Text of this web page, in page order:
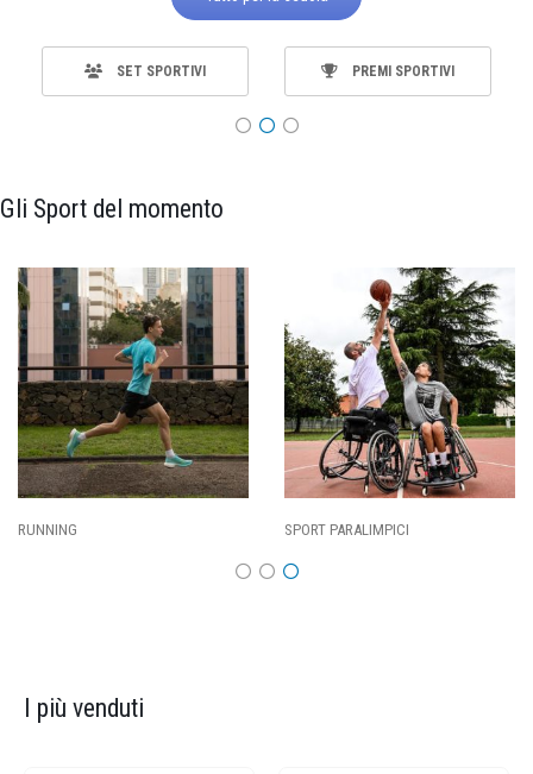
SET SPORTIVI PREMI SPORTIVI
Gli Sport del momento
RUNNING SPORT PARALIMPICI
I più venduti